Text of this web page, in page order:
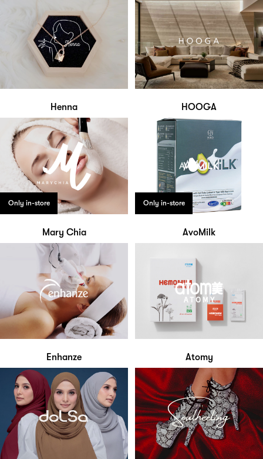
Henna HOOGA
Only in-store
Mary Chia
Only in-store
AvoMilk
Enhanze Atomy